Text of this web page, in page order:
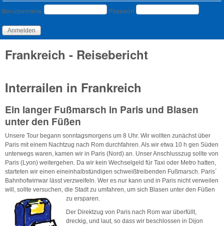
Benutzeranmeldung
Benutzername Passwort
Frankreich - Reisebericht
Interrailen in Frankreich
Ein langer Fußmarsch in Paris und Blasen
unter den Füßen
Unsere Tour begann sonntagsmorgens um 8 Uhr. Wir wollten zunächst über
Paris mit einem Nachtzug nach Rom durchfahren. Als wir etwa 10 h gen Süden
unterwegs waren, kamen wir in Paris (Nord) an. Unser Anschlusszug sollte von
Paris (Lyon) weitergehen. Da wir kein Wechselgeld für Taxi oder Metro hatten,
starteten wir einen eineinhalbstündigen schweißtreibenden Fußmarsch. Paris´
Bahnhofwirrwar lässt verzweifeln. Wer es nur kann und in Paris nicht verweilen
will, sollte versuchen, die Stadt zu umfahren, um sich Blasen unter den Füßen
zu ersparen.
Der Direktzug von Paris nach Rom war überfüllt,
dreckig, und laut, so dass wir beschlossen in Dijon